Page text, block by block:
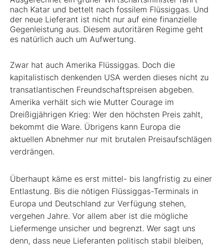
nach Katar und bettelt nach fossilem Flüssiggas. Und
der neue Lieferant ist nicht nur auf eine finanzielle
Gegenleistung aus. Diesem autoritären Regime geht
es natürlich auch um Aufwertung.
Zwar hat auch Amerika Flüssiggas. Doch die
kapitalistisch denkenden USA werden dieses nicht zu
transatlantischen Freundschaftspreisen abgeben.
Amerika verhält sich wie Mutter Courage im
Dreißigjährigen Krieg: Wer den höchsten Preis zahlt,
bekommt die Ware. Übrigens kann Europa die
aktuellen Abnehmer nur mit brutalen Preisaufschlägen
verdrängen.
Überhaupt käme es erst mittel- bis langfristig zu einer
Entlastung. Bis die nötigen Flüssiggas-Terminals in
Europa und Deutschland zur Verfügung stehen,
vergehen Jahre. Vor allem aber ist die mögliche
Liefermenge unsicher und begrenzt. Wer sagt uns
denn, dass neue Lieferanten politisch stabil bleiben,